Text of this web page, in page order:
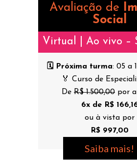
Avaliação de
Social
Virtual | Ao vivo –
🗓️ Próxima turma: 05 a
🏅 Curso de
De R$ 1.500,00 por
6x de R$
ou à vista por
R$ 997,00
Saiba mais!